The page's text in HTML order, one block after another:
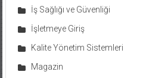
İş Sağlığı ve Güvenliği
İşletmeye Giriş
Kalite Yönetim Sistemleri
Magazin